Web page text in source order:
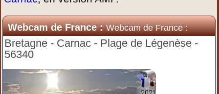
Webcam de France :Webcam de France :
Carnac
Bretagne - Carnac - Plage de Légenèse -
56340